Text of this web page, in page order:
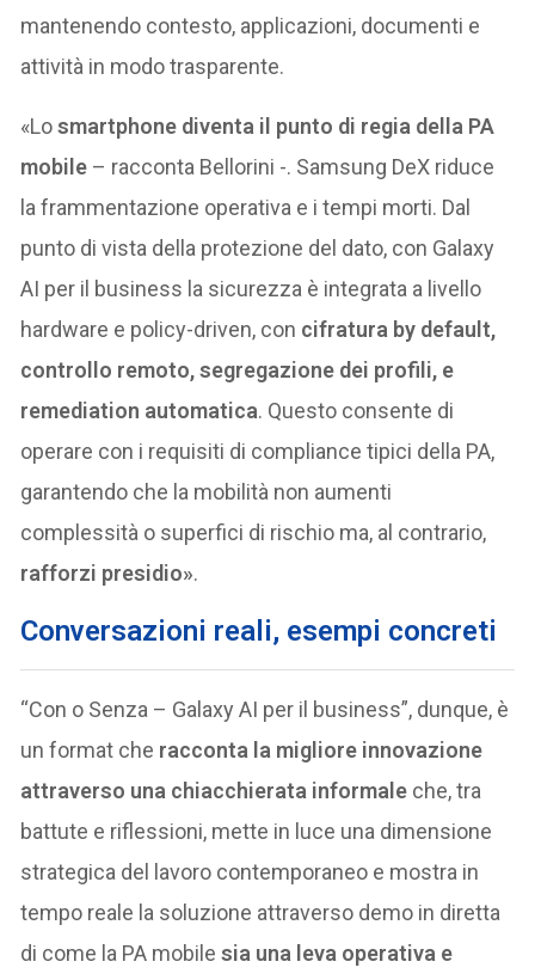
mantenendo contesto, applicazioni, documenti e
attività in modo trasparente.
«Losmartphone diventa il punto di regia della PA
mobile – racconta Bellorini -. Samsung DeX riduce
la frammentazione operativa e i tempi morti. Dal
punto di vista della protezione del dato, con Galaxy
AI per il business la sicurezza è integrata a livello
hardware e policy-driven, con cifratura by default,
controllo remoto, segregazione dei profili, e
remediation automatica. Questo consente di
operare con i requisiti di compliance tipici della PA,
garantendo che la mobilità non aumenti
complessità o superfici di rischio ma, al contrario,
rafforzi presidio».
Conversazioni reali, esempi concreti
“Con o Senza – Galaxy AI per il business”, dunque, è
un format che racconta la migliore innovazione
attraverso una chiacchierata informale che, tra
battute e riflessioni, mette in luce una dimensione
strategica del lavoro contemporaneo e mostra in
tempo reale la soluzione attraverso demo in diretta
di come la PA mobile sia una leva operativa e